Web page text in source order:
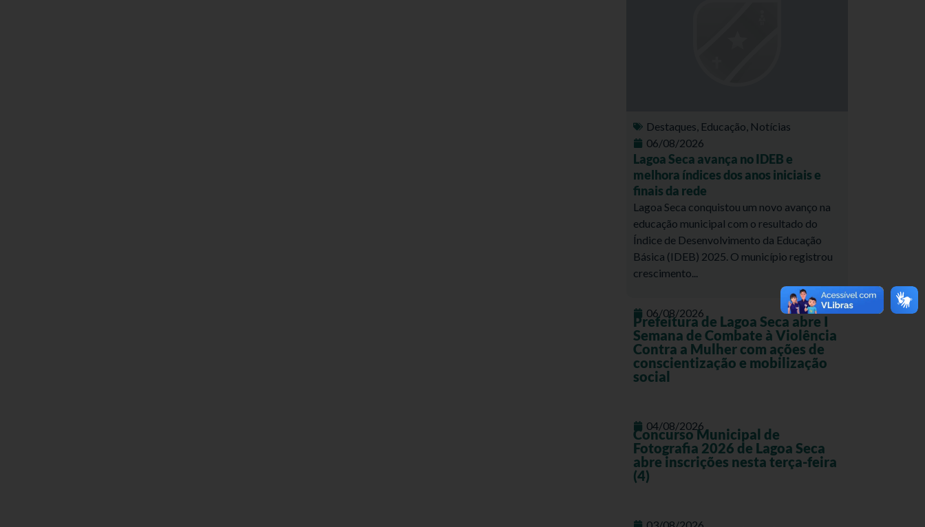
Destaques, Educação, Notícias
06/08/2026
Lagoa Seca avança no IDEB e
melhora índices dos anos iniciais e
finais da rede
Lagoa Seca conquistou um novo avanço na
educação municipal com o resultado do
Índice de Desenvolvimento da Educação
Básica (IDEB) 2025. O município registrou
crescimento...
06/08/2026
Prefeitura de Lagoa Seca abre I
Semana de Combate à Violência
Contra a Mulher com ações de
conscientização e mobilização
social
04/08/2026
Concurso Municipal de
Fotografia 2026 de Lagoa Seca
abre inscrições nesta terça-feira
(4)